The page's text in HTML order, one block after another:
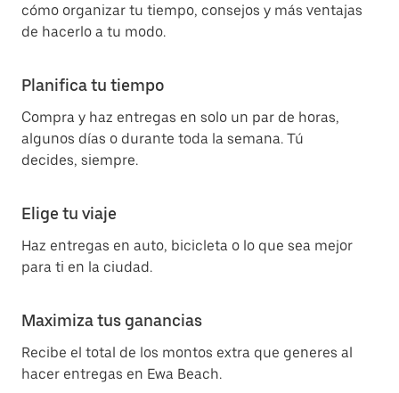
cómo organizar tu tiempo, consejos y más ventajas
de hacerlo a tu modo.
Planifica tu tiempo
Compra y haz entregas en solo un par de horas,
algunos días o durante toda la semana. Tú
decides, siempre.
Elige tu viaje
Haz entregas en auto, bicicleta o lo que sea mejor
para ti en la ciudad.
Maximiza tus ganancias
Recibe el total de los montos extra que generes al
hacer entregas en Ewa Beach.